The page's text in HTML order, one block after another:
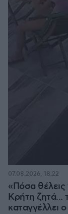
«Πόσα θέλεις
Κρήτη ζητά...
καταγγέλλει
07.08.2026, 18:22